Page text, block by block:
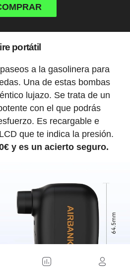
portátil
a la gasolinera para
Una de estas bombas
lujazo. Se trata de un
con el que podrás
Es recargable e
que te indica la presión.
y es un acierto seguro.